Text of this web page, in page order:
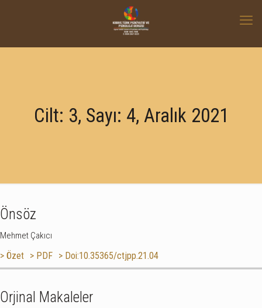
Cilt: 3, Sayı: 4, Aralık 2021
Önsöz
Mehmet Çakıcı
> Özet > PDF > Doi:10.35365/ctjpp.21.04
Orjinal Makaleler